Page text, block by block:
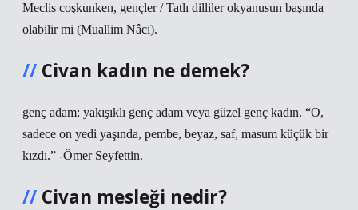
Meclis coşkunken, gençler / Tatlı dilliler okyanusun başında
olabilir mi (Muallim Nâci).
Civan kadın ne demek?
genç adam: yakışıklı genç adam veya güzel genç kadın. “O,
sadece on yedi yaşında, pembe, beyaz, saf, masum küçük bir
kızdı.” -Ömer Seyfettin.
Civan mesleği nedir?